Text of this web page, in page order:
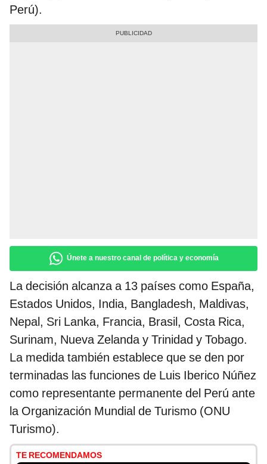
Perú).
Únete a nuestro canal de política y economía
La decisión alcanza a 13 países como España,
Estados Unidos, India, Bangladesh, Maldivas,
Nepal, Sri Lanka, Francia, Brasil, Costa Rica,
Surinam, Nueva Zelanda y Trinidad y Tobago.
La medida también establece que se den por
terminadas las funciones de Luis Iberico Núñez
como representante permanente del Perú ante
la Organización Mundial de Turismo (ONU
Turismo).
TE RECOMENDAMOS